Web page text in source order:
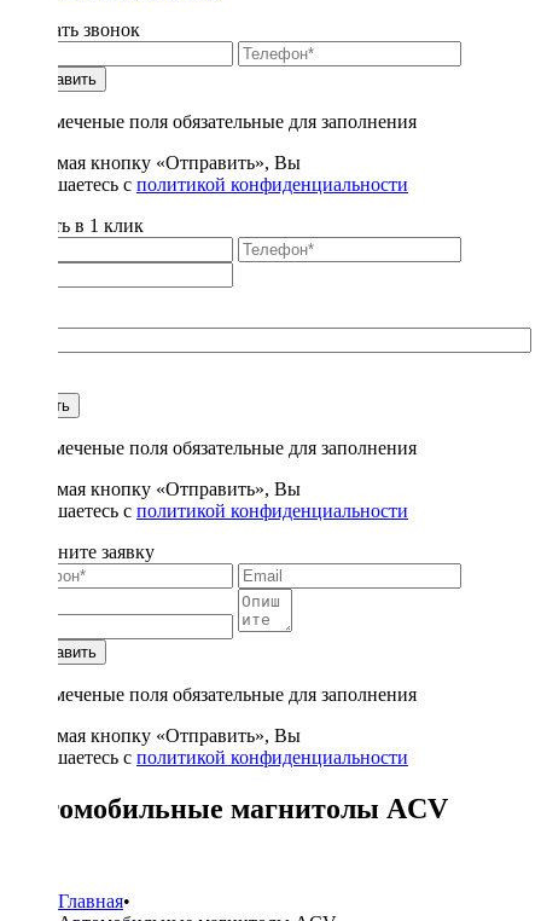
Заказать звонок
Отправить
* - отмеченые поля обязательные для заполнения
Нажимая кнопку «Отправить», Вы
соглашаетесь с политикой конфиденциальности
Купить в 1 клик
Купить
* - отмеченые поля обязательные для заполнения
Нажимая кнопку «Отправить», Вы
соглашаетесь с политикой конфиденциальности
Заполните заявку
Отправить
* - отмеченые поля обязательные для заполнения
Нажимая кнопку «Отправить», Вы
соглашаетесь с политикой конфиденциальности
Автомобильные магнитолы ACV
Главная•